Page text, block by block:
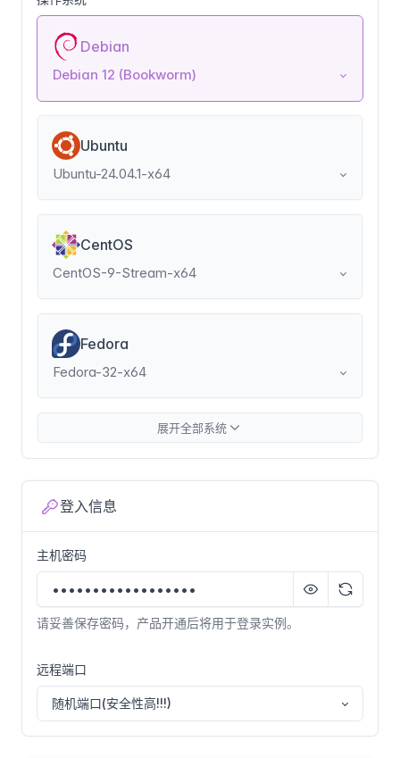
Debian
Debian 12 (Bookworm)
Ubuntu
Ubuntu-24.04.1-x64
CentOS
CentOS-9-Stream-x64
Fedora
Fedora-32-x64
AlmaLinux-9.2-x64
OpenEuler-22.03-LTS-SP1-x64
展开全部系统
登入信息
主机密码
请妥善保存密码，产品开通后将用于登录实例。
远程端口
随机端口(安全性高!!!)